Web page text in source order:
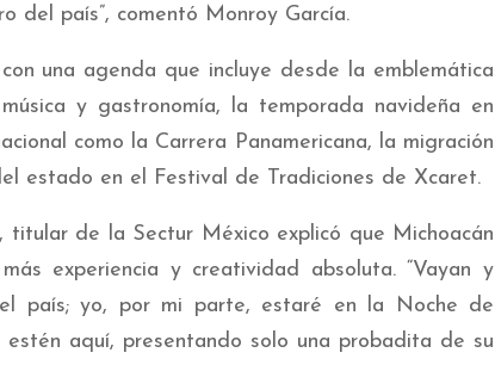
del país”, comentó Monroy García.
una agenda que incluye desde la emblemática
y gastronomía, la temporada navideña en
como la Carrera Panamericana, la migración
estado en el Festival de Tradiciones de Xcaret.
titular de la Sectur México explicó que Michoacán
experiencia y creatividad absoluta. “Vayan y
país; yo, por mi parte, estaré en la Noche de
aquí, presentando solo una probadita de su